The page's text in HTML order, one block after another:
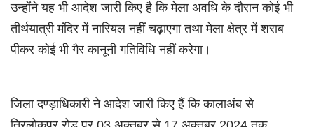
उन्होंने यह भी आदेश जारी किए है कि मेला अवधि के दौरान कोई भी
तीर्थयात्री मंदिर में नारियल नहीं चढ़ाएगा तथा मेला क्षेत्र में शराब
पीकर कोई भी गैर कानूनी गतिविधि नहीं करेगा।
जिला दण्ड़ाधिकारी ने आदेश जारी किए हैं कि कालाअंब से